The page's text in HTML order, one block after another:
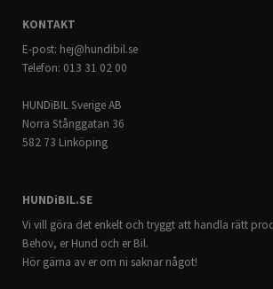
KONTAKT
E-post: hej@hundibil.se
Telefon: 013 31 02 00
HUNDiBIL Sverige AB
Norra Stånggatan 36
582 73 Linköping
HUNDiBIL.SE
Vi vill göra det enkelt och tryggt att handla rätt
Behov, er Hund och er Bil.
Hör gärna av er om ni saknar något!